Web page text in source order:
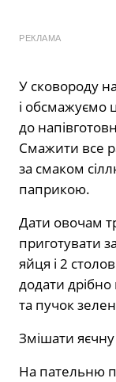
РЕКЛАМА
У сковороду
і обсмажуємо
до
Смажити все
за смаком
паприкою.
Дати овочам
приготувати
яйця і 2
додати
та пучок
Змішати
На пательню